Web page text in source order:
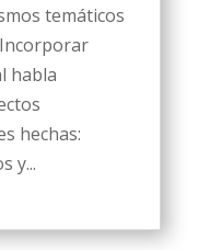
temáticos
habla
hechas:
y...